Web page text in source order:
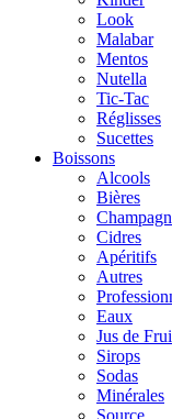
Look
Malabar
Mentos
Nutella
Tic-Tac
Réglisses
Sucettes
Boissons
Alcools
Bières
Cidres
Apéritifs
Autres
Eaux
Jus de
Sirops
Sodas
Minérales
Source